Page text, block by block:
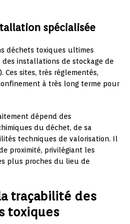
spécialisée
déchets toxiques ultimes
installations de stockage de
Ces sites, très réglementés,
à très long terme pour
dépend des
du déchet, de sa
techniques de valorisation. Il
proximité, privilégiant les
plus proches du lieu de
traçabilité des
toxiques